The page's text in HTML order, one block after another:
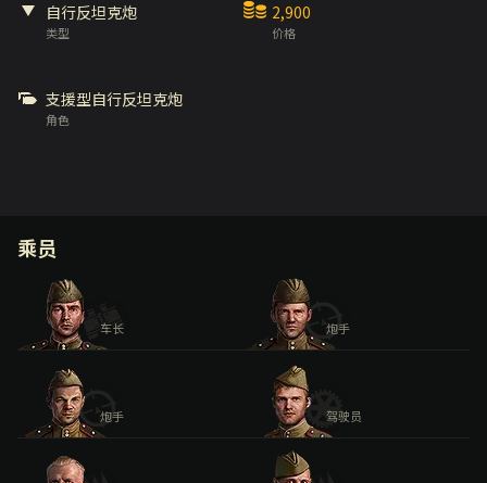
类型
自行反坦克炮
价格
2,900
角色
支援型自行反坦克炮
乘员
车长 炮手
炮手 驾驶员